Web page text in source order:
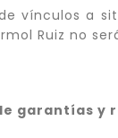
vínculos a
Ruiz no
garantías y